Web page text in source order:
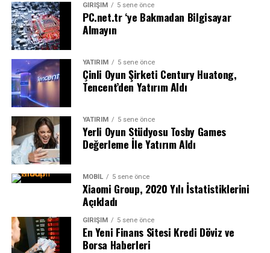
GIRIŞIM 5 sene önce
PC.net.tr ‘ye Bakmadan Bilgisayar
Almayın
YATIRIM 5 sene önce
Çinli Oyun Şirketi Century Huatong,
Tencent’den Yatırım Aldı
YATIRIM 5 sene önce
Yerli Oyun Stüdyosu Tosby Games
Değerleme İle Yatırım Aldı
MOBIL 5 sene önce
Xiaomi Group, 2020 Yılı İstatistiklerini
Açıkladı
GIRIŞIM 5 sene önce
En Yeni Finans Sitesi Kredi Döviz ve
Borsa Haberleri